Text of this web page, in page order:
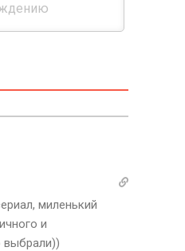
миленький
и
выбрали))